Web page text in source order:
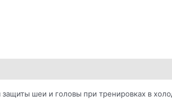
защиты шеи и головы при тренировках в